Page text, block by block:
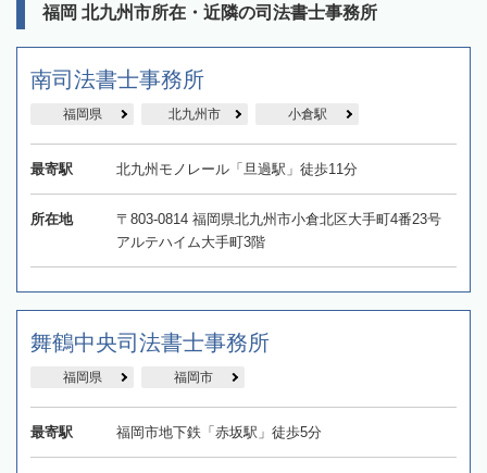
福岡 北九州市所在・近隣の司法書士事務所
南司法書士事務所
福岡県 北九州市 小倉駅
最寄駅 北九州モノレール「旦過駅」徒歩11分
所在地
〒803-0814 福岡県北九州市小倉北区大手町4番23号
アルテハイム大手町3階
舞鶴中央司法書士事務所
福岡県 福岡市
最寄駅 福岡市地下鉄「赤坂駅」徒歩5分